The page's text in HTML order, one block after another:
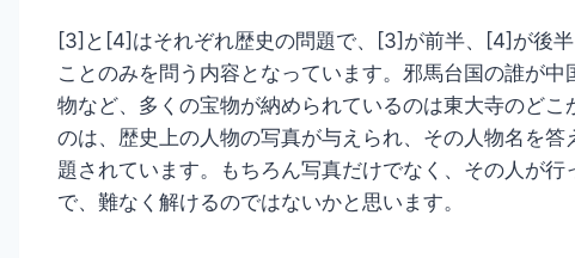
[3]と[4]はそれぞれ歴史の問題で、[3]が前半、[4]が後
ことのみを問う内容となっています。邪馬台国の誰が
物など、多くの宝物が納められているのは東大寺のど
のは、歴史上の人物の写真が与えられ、その人物名を
題されています。もちろん写真だけでなく、その人が
で、難なく解けるのではないかと思います。